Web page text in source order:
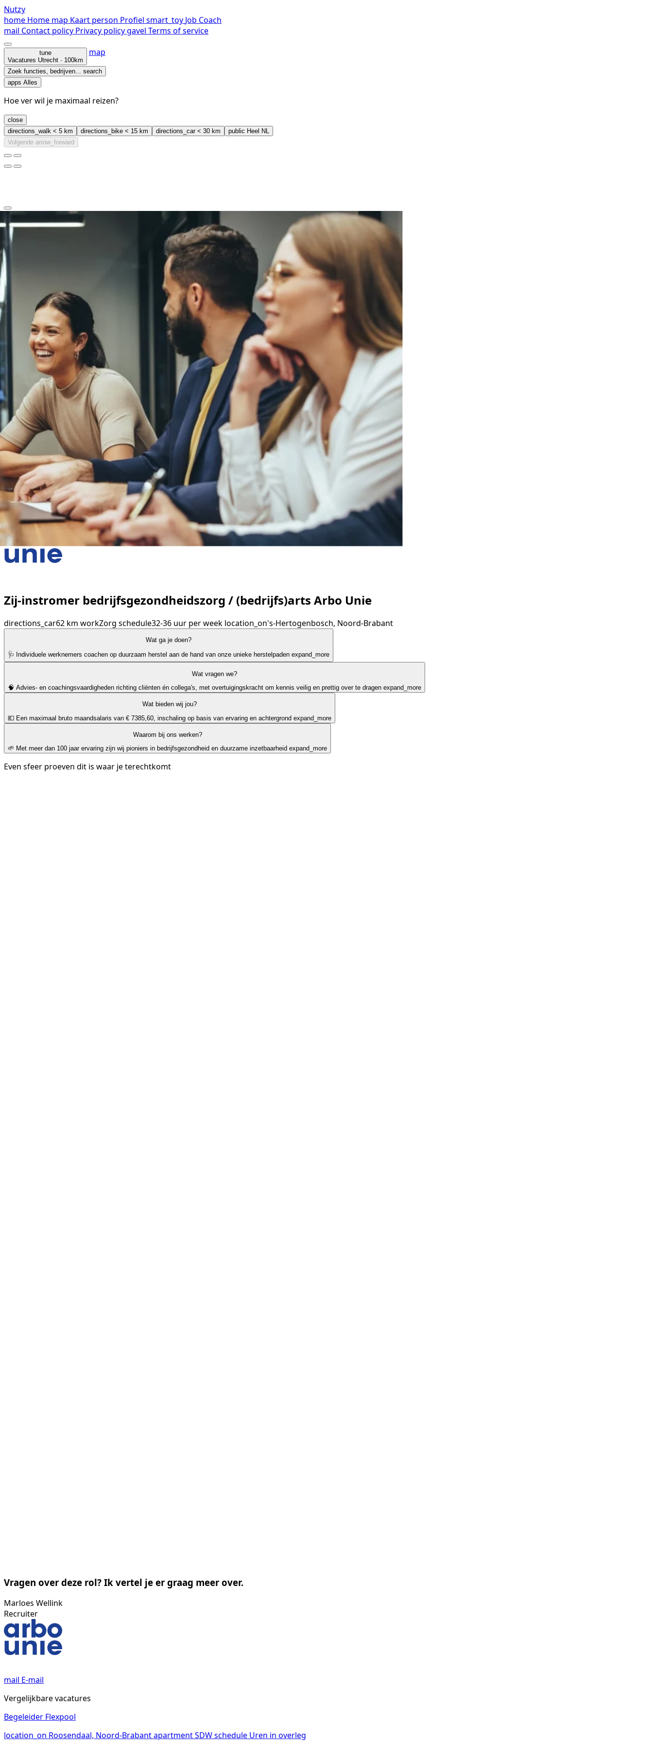
Nutzy
home Home map Kaart person Profiel smart_toy Job Coach
mail Contact policy Privacy policygavel Terms of service
tune
Vacatures Utrecht · 100km
map
Zoek functies, bedrijven... search
apps Alles
Hoe ver wil je maximaal reizen?
close
directions_walk < 5 km directions_bike < 15 km directions_car< 30 km public Heel NL
Volgende arrow_forward
arrow_back_ios_new
favorite
share
Zij-instromer bedrijfsgezondheidszorg / (bedrijfs)arts Arbo Unie
directions_car62 km workZorg schedule32-36 uur per week location_on's-Hertogenbosch, Noord-Brabant
Wat ga je doen?
🩺 Individuele werknemers coachen op duurzaam herstel aan de hand van onze unieke herstelpaden expand_more
Wat vragen we?
🧠 Advies- en coachingsvaardigheden richting cliënten én collega's, met overtuigingskracht om kennis veilig en prettig over te dragen expand_more
Wat bieden wij jou?
💶 Een maximaal bruto maandsalaris van € 7385,60, inschaling op basis van ervaring en achtergrond expand_more
Waarom bij ons werken?
🌱 Met meer dan 100 jaar ervaring zijn wij pioniers in bedrijfsgezondheid en duurzame inzetbaarheid expand_more
Even sfeer proeven dit is waar je terechtkomt
Vragen over deze rol? Ik vertel je er graag meer over.
Marloes Wellink
Recruiter
mail E-mail
Vergelijkbare vacatures
Begeleider Flexpool
location_on Roosendaal, Noord-BrabantapartmentSDWschedule Uren in overleg